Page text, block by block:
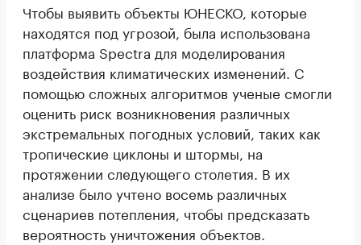
Чтобы выявить объекты ЮНЕСКО, которые
находятся под угрозой, была использована
платформа Spectra для моделирования
воздействия климатических изменений. С
помощью сложных алгоритмов ученые смогли
оценить риск возникновения различных
экстремальных погодных условий, таких как
тропические циклоны и штормы, на
протяжении следующего столетия. В их
анализе было учтено восемь различных
сценариев потепления, чтобы предсказать
вероятность уничтожения объектов.